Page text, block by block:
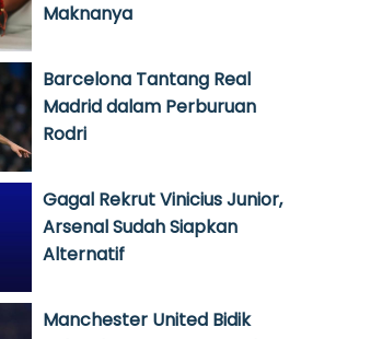
Maknanya
Barcelona Tantang Real
Madrid dalam Perburuan
Rodri
Gagal Rekrut Vinicius Junior,
Arsenal Sudah Siapkan
Alternatif
Manchester United Bidik